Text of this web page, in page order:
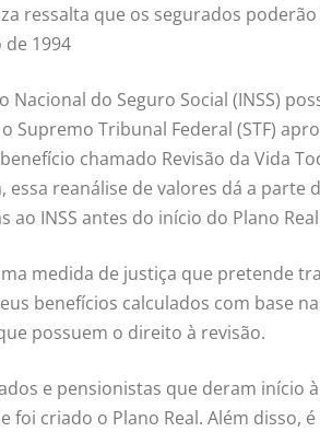
ressalta que os segurados
1994
do Seguro Social (INSS)
Supremo Tribunal Federal (STF)
chamado Revisão da Vida
reanálise de valores dá a parte
INSS antes do início do Plano
medida de justiça que pretende
benefícios calculados com base
possuem o direito à revisão.
e pensionistas que deram início
foi criado o Plano Real. Além disso,